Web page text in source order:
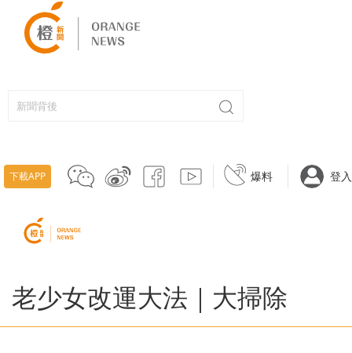
下載APP 爆料 登入
老少女改運大法｜大掃除